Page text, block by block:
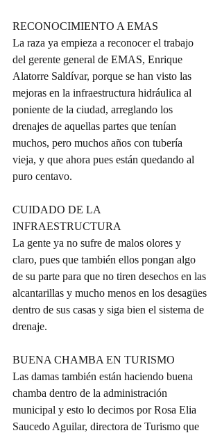
RECONOCIMIENTO A EMAS
La raza ya empieza a reconocer el trabajo
del gerente general de EMAS, Enrique
Alatorre Saldívar, porque se han visto las
mejoras en la infraestructura hidráulica al
poniente de la ciudad, arreglando los
drenajes de aquellas partes que tenían
muchos, pero muchos años con tubería
vieja, y que ahora pues están quedando al
puro centavo.
CUIDADO DE LA
INFRAESTRUCTURA
La gente ya no sufre de malos olores y
claro, pues que también ellos pongan algo
de su parte para que no tiren desechos en las
alcantarillas y mucho menos en los desagües
dentro de sus casas y siga bien el sistema de
drenaje.
BUENA CHAMBA EN TURISMO
Las damas también están haciendo buena
chamba dentro de la administración
municipal y esto lo decimos por Rosa Elia
Saucedo Aguilar, directora de Turismo que